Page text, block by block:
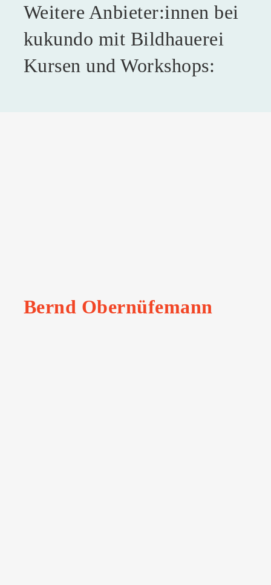
Weitere Anbieter:innen bei
kukundo mit Bildhauerei
Kursen und Workshops:
Bernd Obernüfemann